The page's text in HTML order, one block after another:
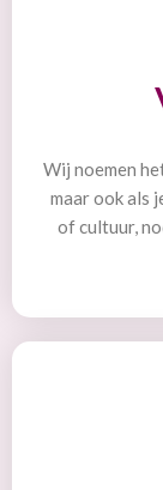
Wij noemen
maar ook als
of cultuur,